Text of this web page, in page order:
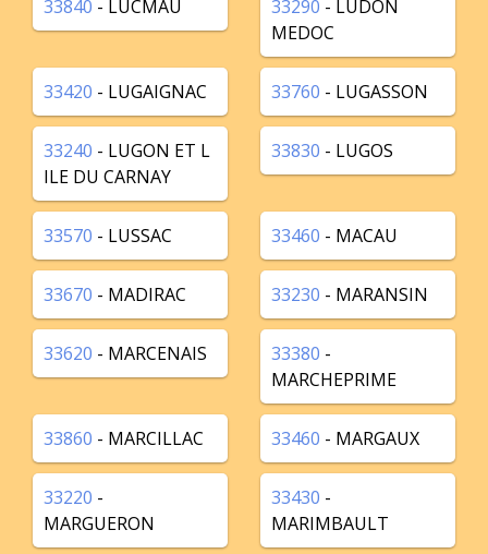
33840 - LUCMAU 33290 - LUDON
MEDOC
33420 - LUGAIGNAC 33760 - LUGASSON
33240 - LUGON ET L
ILE DU CARNAY
33830 - LUGOS
33570 - LUSSAC 33460 - MACAU
33670 - MADIRAC 33230 - MARANSIN
33620 - MARCENAIS 33380 -
MARCHEPRIME
33860 - MARCILLAC 33460 - MARGAUX
33220 -
MARGUERON
33430 -
MARIMBAULT